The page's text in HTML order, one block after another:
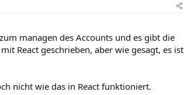
managen des Accounts und es gibt die
React geschrieben, aber wie gesagt, es ist
nicht wie das in React funktioniert.